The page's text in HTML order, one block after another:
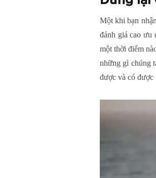
Một khi bạn
đánh giá cao ưu
một thời điểm
những gì chúng
được và có được